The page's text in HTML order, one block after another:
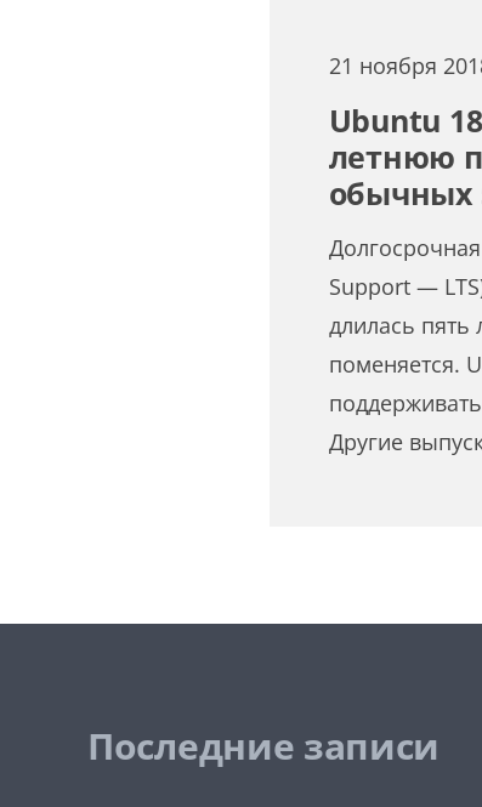
21 ноября
Ubuntu
летнюю
обычных
Support —
длилась пять
поменяется.
Другие
Последние записи